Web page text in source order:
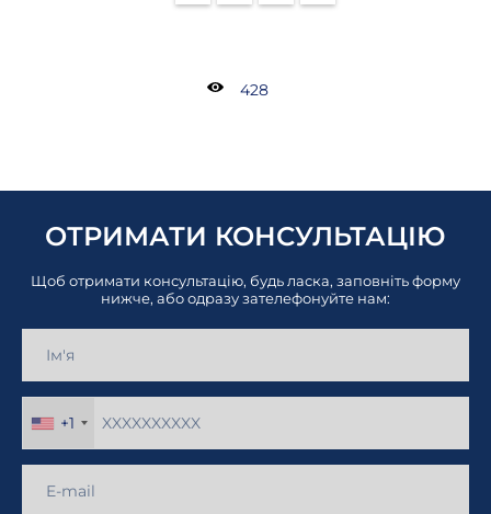
428
ОТРИМАТИ КОНСУЛЬТАЦІЮ
Щоб отримати консультацію, будь ласка, заповніть форму
нижче, або одразу зателефонуйте нам:
+1